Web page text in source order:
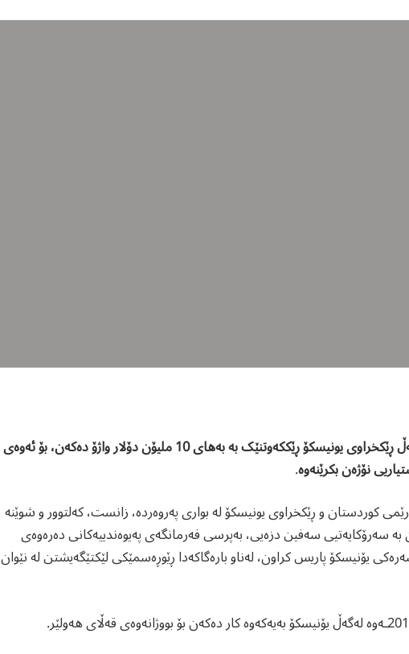
سەرۆکی بووژانەوەی قەڵای هەولێر ڕایدەگەیەنێت: لەگەڵ ڕێکخراوی یونیسکۆ ڕێککەوتنێک بە بەهای 10 ملیۆن دۆلار واژۆ دەکەن، بۆ ئەوەی
نۆژەن بکرێنەوە.
کوردستان و ڕێکخراوی یونیسکۆ لە بواری پەروەردە، زانست، که‌لتوور و شوێنە
سەرۆکایەتیی سەفین دزەیی، بەپرسی فەرمانگەی پەیوەندییەکانی دەرەوەی
یۆنیسکۆ پاریس کراون، لەناو بارەگاکەدا ڕێوڕەسمێکی لێکتێگەیشتن لە نێوان